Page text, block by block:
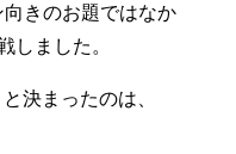
きのお題ではなか
しました。
決まったのは、